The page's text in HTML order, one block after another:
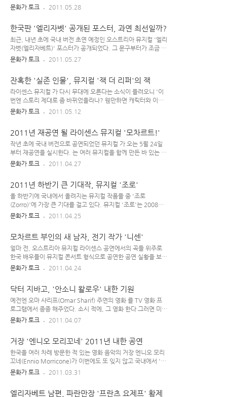
곡의 넘버들 중 남작 부인 & 앙상블, 남작 부인, 콜로레도 대주
유명한 작품이다. 뮤지컬 를 만들기도 했던 미하엘 쿤체 & 실베
별로 세부적인 연출이 조금씩 다른.. 담담한 시각으로 풀어 나가
는 미하엘 쿤체의 '엘리자베트(엘리자벳) 황후' 이야기 하지만
같은 작품이니, 이야기의 기본적인 맥락은 비슷하지 않을까 한
다. 이 뮤지컬 역시 프랑스 뮤지컬 경우처럼 '실존 인물을 다룬
는 선에서 주인공을 그렇..
문화가 토크 2011.05.28
한국판 '엘리자벳' 공개된 포스터, 과연 최선일까?
최근, 내년 초에 국내 버전 초연 예정인 오스트리아 뮤지컬 '엘리
자벳(엘리자베트)' 포스터가 공개되었다. 그 문구부터가 조금 요
상하고, 해당 포스터에 나오는 '적절하지 않은 비율에 날티가 흐
리'의 압박이 있는 한국판 포스터 한국판 포스터 속에 나오는 남
자 주인공의 저런 헤어 스타일, 참 별로란 생각이 든다. 머리 윗
부분을 많이 부풀려 놓아서 마치 가분수처럼 '두상(머리 & 얼
굴)'이 커 보일 뿐 아니라, 위엄 있어야 할 이 캐릭터가 왠지 '날
제목으로..
문화가 토크 2011.05.27
잔혹한 '실존 인물', 뮤지컬 '잭 더 리퍼'의 잭
라이센스 뮤지컬 가 다시 무대에 오른다는 소식이 들려오니 '이
번엔 스토리 제대로 좀 바뀌었을라나? 웬만하면 캐릭터와 이야
기 컨셉 좀 바꾸지..' 하는 생각이 들었다. 체코 뮤지컬 가져다가
다가 로 제목을 바꾼 이 뮤지컬 여주인공 캐릭터와 세부적인 내
용이 좀 바뀌긴 했으나, 작품의 질을 끌어올릴 만한 수준은 아니
었다. 개인적으로, 좀 진부하긴 했어도 주인공 '다니엘'의 사랑
을 받던 '글로리아' 캐릭터는 바뀌기 전의 '좀 더 여성스런 버
브 스토리는 너무나 쌍팔..
문화가 토크 2011.05.12
2011년 재공연 될 라이센스 뮤지컬 '모차르트!'
작년 초에 국내 버전으로 공연되었던 뮤지컬 가 오는 5월 24일
부터 재공연을 실시한다. 는 여러 뮤지컬을 함께 만든 바 있는 작
사가 미하엘 쿤체(Michael Kunze) & 작곡가 실베스터 르베이
하리 쿠퍼(Harry Kupfer)가 맡았다. 오스트리아 빈 공연 이후
독일과 헝가리, 일본 등지에서 로컬 버전으로 만들어진 뮤지컬
는 2010년 우리 나라 배우들이 출연하는 한국어 버전을 선보였
으며, 한국 초연에선 임태경, 박건형, 박은태, 김준수(시아준수)
문화가 토크 2011.04.27
2011년 하반기 큰 기대작, 뮤지컬 '조로'
올 하반기에 국내에서 올려지는 뮤지컬 작품들 중 '조로
(Zorro)'에 가장 큰 기대를 걸고 있다. 뮤지컬 '조로'는 2008년
영국의 '웨스트엔드'에서 개막한 흥행작으로, 몇 년 전 프랑스에
이 주인공으로 출연했다. 요즘 로랑 방이 녹음한 을 듣고 있는데,
그 안에 나오는 곡들이 대체로 좋은 편이다. 개인적으로 지루한
곡에 대한 인내력이 강하지 않은 편이어서, '극 안에 나오는 뮤지
컬 넘버들'이 좋은 작품을 선호하는 편이다. 프랑스 식으로 편곡
두루 섞..
문화가 토크 2011.04.25
모차르트 부인의 새 남자, 전기 작가 '니센'
얼마 전, 오스트리아 뮤지컬 라이센스 공연에서의 곡들 위주로
한국 배우들이 뮤지컬 콘서트 형식으로 공연한 공연 실황을 보았
다. 작년 하반기(2010년 10월)에 공연한 것을 올해(2011년 3
음악회의 본 공연 장면은 '작사가 미하엘 쿤체(Michael
Kunze) & 작곡가 실베스터 르베이(Sylvester Levay) 콤비'의
오스트리아 뮤지컬 와 내년에 국내 버전으로 공연될 예정인 넘버
들로 이뤄졌고 해당 극 안에 나오는 등장 인물이 꽤 많기에, 그
문화가 토크 2011.04.24
닥터 지바고, '안소니 왈로우' 내한 기원
예전엔 오마 샤리프(Omar Sharif) 주연의 영화 를 TV 영화 프
로그램에서 종종 해주었다. 소시 적에, 그 영화 한다 그러면 미리
체크해 두었다가 꼬박꼬박 챙겨 봤던 기억이 난다. 본 지 오래 되
보면 그 때랑 느낌이 좀 다를려나..?) 영화 버전 '유리 지바고(오
마 샤리프)' / 닥터 지바고 그 영화의 배경 음악인 '라라의 테
마'는 지금 들어도 참 좋다. 다소 추워 보였지만 그래두 무척 운
치 있게 느껴졌던 '설경'도 참 멋진 영화였다. 보리스 파스테르
문화가 토크 2011.04.07
거장 '엔니오 모리꼬네' 2011년 내한 공연
한국을 여러 차례 방문한 적 있는 영화 음악의 거장 엔니오 모리
꼬네(Ennio Morricone)가 이번에도 또 잊지 않고 국내에서 '데
뷔 50주년 기념 내한 공연'을 갖는다고 한다. 그간 한국에서 꺼
에서 또 공연을 갖는다니 무척 반가운 소식이라 하지 않을 수 없
문화가 토크 2011.03.31
엘리자베트 남편, 파란만장 '프란츠 요제프' 황제